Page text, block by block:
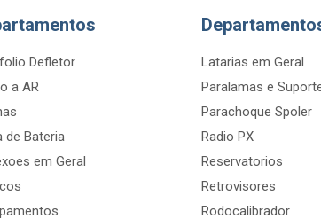
Defletor
a AR
de Bateria
em Geral
Latarias em Geral
Paralamas e
Parachoque Spoler
Radio PX
Reservatorios
Retrovisores
Rodocalibrador